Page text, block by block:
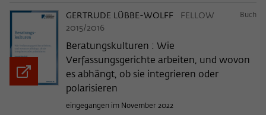
GERTRUDE LÜBBE-WOLFF
FELLOW
2015/2016
Buch
Beratungskulturen : Wie
Verfassungsgerichte arbeiten, und wovon
es abhängt, ob sie integrieren oder
polarisieren
eingegangen im November 2022
zu speichern.